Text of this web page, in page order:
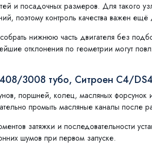
и посадочных размеров. Для такого
поэтому контроль качества важен
нижнюю часть двигателя без
отклонения по геометрии могут
3008 тубо, Ситроен С4/
поршней, колец, масляных
промыть масляные каналы после
затяжки и последовательности
шумов при первом запуске.